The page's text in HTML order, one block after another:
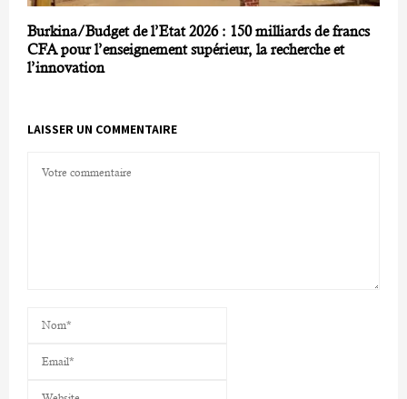
Burkina/Budget de l’Etat 2026 : 150 milliards de francs
CFA pour l’enseignement supérieur, la recherche et
l’innovation
LAISSER UN COMMENTAIRE